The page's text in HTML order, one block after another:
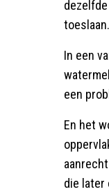
In een
een
En het
die later